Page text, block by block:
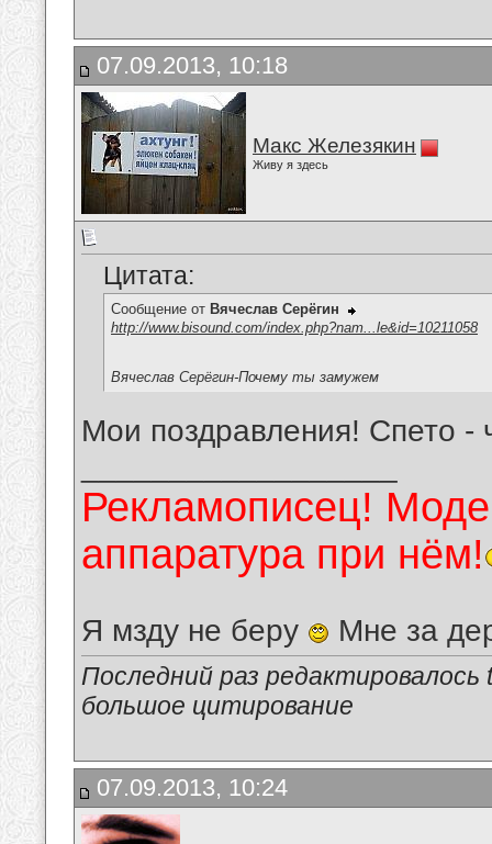
07.09.2013, 10:18
Макс Железякин
Живу я здесь
Цитата:
Сообщение от Вячеслав Серёгин
http://www.bisound.com/index.php?nam...le&id=10211058
Вячеслав Серёгин-Почему ты замужем
Мои поздравления! Спето -
Рекламописец!
аппаратура при нём!
Я мзду не беру Мне за
Последний раз
большое цитирование
07.09.2013, 10:24